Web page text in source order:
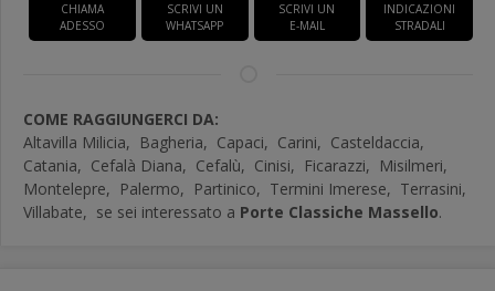
CHIAMA
ADESSO
SCRIVI UN
WHATSAPP
SCRIVI UN
E-MAIL
INDICAZIONI
STRADALI
COME RAGGIUNGERCI DA:
Altavilla Milicia, Bagheria, Capaci, Carini, Casteldaccia,
Catania, Cefalà Diana, Cefalù, Cinisi, Ficarazzi, Misilmeri,
Montelepre, Palermo, Partinico, Termini Imerese, Terrasini,
Villabate, se sei interessato a Porte Classiche Massello.